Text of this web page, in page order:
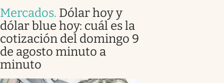
Mercados. Dólar hoy y
dólar blue hoy: cuál es la
cotización del domingo 9
de agosto minuto a
minuto